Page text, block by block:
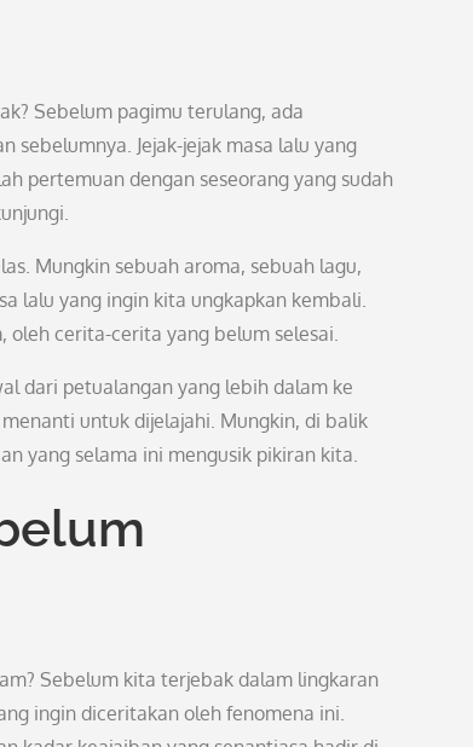
Sebelum pagimu terulang, ada
Jejak-jejak masa lalu yang
pertemuan dengan seseorang yang sudah
Mungkin sebuah aroma, sebuah lagu,
lalu yang ingin kita ungkapkan kembali.
oleh cerita-cerita yang belum selesai.
dari petualangan yang lebih dalam ke
untuk dijelajahi. Mungkin, di balik
yang selama ini mengusik pikiran kita.
Sebelum kita terjebak dalam lingkaran
ingin diceritakan oleh fenomena ini.